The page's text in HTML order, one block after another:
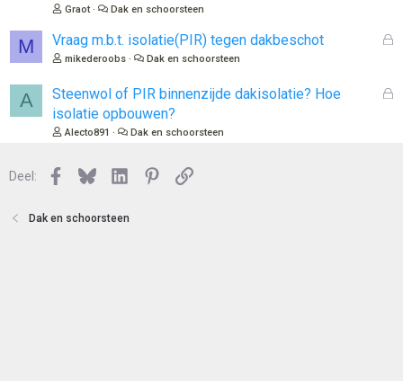
o
Graot Dak en schoorsteen
M
G
Vraag m.b.t. isolatie(PIR) tegen dakbeschot
mikederoobs Dak en schoorsteen
A
G
Steenwol of PIR binnenzijde dakisolatie? Hoe
isolatie opbouwen?
Alecto891 Dak en schoorsteen
Deel: Facebook
BlueskyLinkedInPinterest
Link
Dak en schoorsteen